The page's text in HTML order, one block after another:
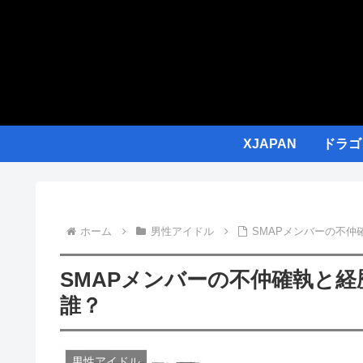
XJAPAN ドラ
ホーム 男性アイドル SMAPメンバーの不仲
SMAPメンバーの不仲確執と
誰？